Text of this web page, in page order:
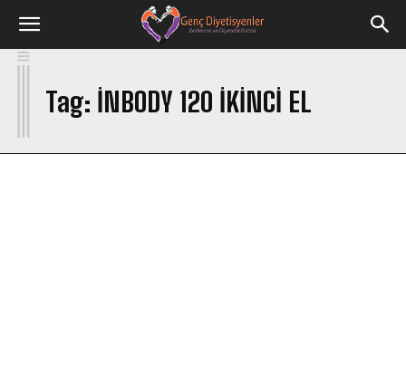
Tag: INBODY 120 IKINCI EL
I